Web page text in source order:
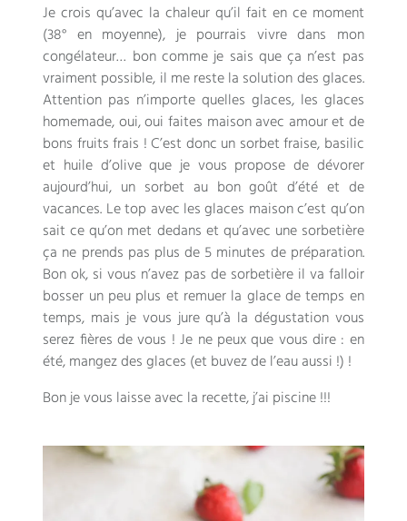
Je crois qu’avec la chaleur qu’il fait en ce moment
(38° en moyenne), je pourrais vivre dans mon
congélateur… bon comme je sais que ça n’est pas
vraiment possible, il me reste la solution des glaces.
Attention pas n’importe quelles glaces, les glaces
homemade, oui, oui faites maison avec amour et de
bons fruits frais ! C’est donc un sorbet fraise, basilic
et huile d’olive que je vous propose de dévorer
aujourd’hui, un sorbet au bon goût d’été et de
vacances. Le top avec les glaces maison c’est qu’on
sait ce qu’on met dedans et qu’avec une sorbetière
ça ne prends pas plus de 5 minutes de préparation.
Bon ok, si vous n’avez pas de sorbetière il va falloir
bosser un peu plus et remuer la glace de temps en
temps, mais je vous jure qu’à la dégustation vous
serez fières de vous ! Je ne peux que vous dire : en
été, mangez des glaces (et buvez de l’eau aussi !) !
Bon je vous laisse avec la recette, j’ai piscine !!!